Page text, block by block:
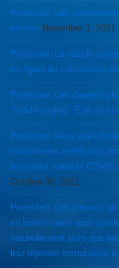
Protected: Les
séniors November 1, 2021
Protected: Le vaccin
eu égard au mécanisme
Protected: Les dangers
“head-banging”. État de
Protected: Alors que
mainstream américains
nouveaux variants
October 30, 2021
Protected: Les preuves
en bonne santé ainsi que
naturellement alors que
leur réponse immunitaire à